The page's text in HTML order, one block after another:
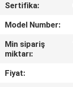
FABRIKA
TURU
KALITE
KONTROLÜ
Sertifika:
Model Number:
Min sipariş
miktarı:
Fiyat: